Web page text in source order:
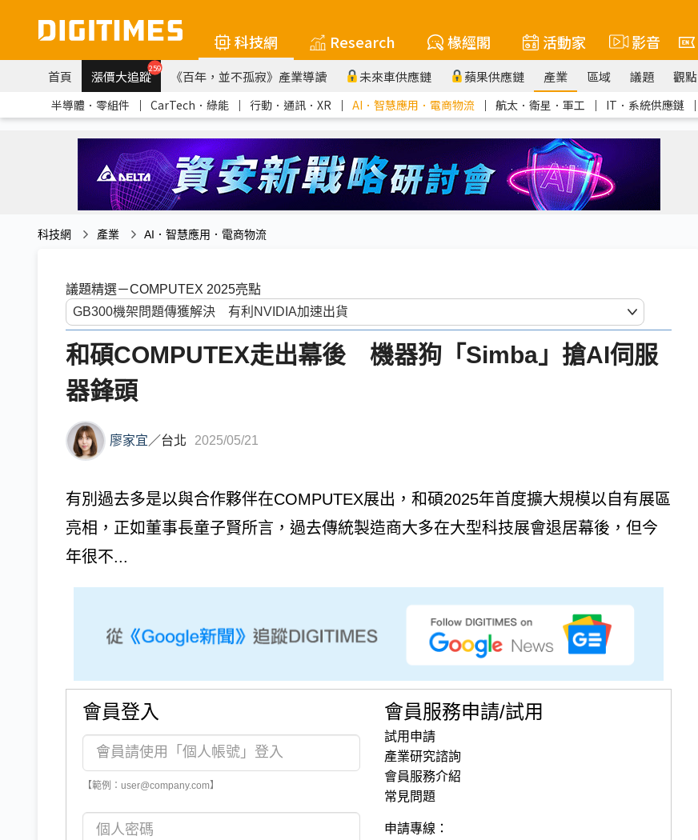
科技網 Research 椽經閣 活動家 影音
首頁 漲價大追蹤259 《百年，並不孤寂》產業導讀 未來車供應鏈 蘋果供應鏈 產業 區域 議題 觀點
半導體．零組件 ｜ CarTech．綠能 ｜ 行動．通訊．XR ｜ AI．智慧應用．電商物流 ｜ 航太．衛星．軍工 ｜ IT．系統供應鏈 ｜
科技網 產業 AI．智慧應用．電商物流
議題精選－COMPUTEX 2025亮點
和碩COMPUTEX走出幕後 機器狗「Simba」搶AI伺服
器鋒頭
廖家宜 ／台北 2025/05/21
有別過去多是以與合作夥伴在COMPUTEX展出，和碩2025年首度擴大規模以自有展區
亮相，正如董事長童子賢所言，過去傳統製造商大多在大型科技展會退居幕後，但今
年很不...
會員登入
【範例：user@company.com】
會員服務申請/試用
試用申請
產業研究諮詢
會員服務介紹
常見問題
申請專線：